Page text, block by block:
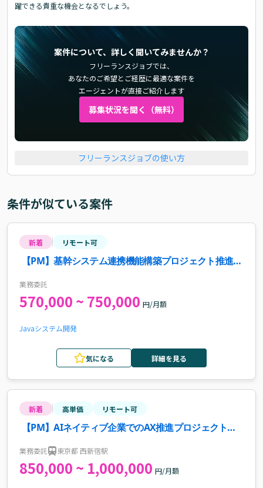
躍できる貴重な機会となるでしょう。
案件について、詳しく聞いてみませんか？
フリーランスジョブでは、
あなたのご希望とご経歴に最適な案件を
エージェントが直接ご紹介します
募集状況を聞く（無料）
フリーランスジョブの使い方
条件が似ている案件
新着 リモート可
【PM】基幹システム連携機能構築プロジェクト推進案
業務委託
570,000 ~ 750,000 円/月額
Javaシステム開発
気になる 詳細を見る
新着 高単価 リモート可
【PM】AIネイティブ企業でのAX推進プロジェクトマ
業務委託 東京都 西新宿駅
850,000 ~ 1,000,000 円/月額